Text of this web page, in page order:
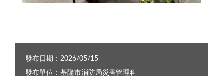
發布日期：2026/05/15
發布單位：基隆市消防局災害管理科